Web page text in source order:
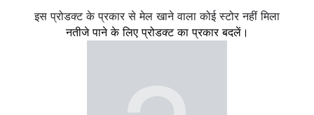
इस प्रोडक्ट के प्रकार से मेल खाने वाला कोई स्टोर नहीं मिला
नतीजे पाने के लिए प्रोडक्ट का प्रकार बदलें।